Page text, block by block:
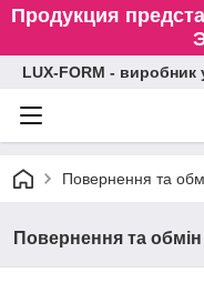
Продукция
LUX-FORM - виробник
Повернення та
Повернення та обмін